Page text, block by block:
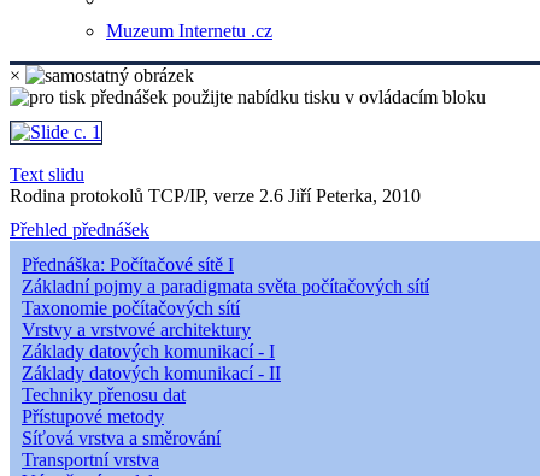
Muzeum Internetu .cz
×
Text slidu
Rodina protokolů TCP/IP, verze 2.6 Jiří Peterka, 2010
Přehled přednášek
Přednáška: Počítačové sítě I
Základní pojmy a paradigmata světa počítačových sítí
Taxonomie počítačových sítí
Vrstvy a vrstvové architektury
Základy datových komunikací - I
Základy datových komunikací - II
Techniky přenosu dat
Přístupové metody
Síťová vrstva a směrování
Transportní vrstva